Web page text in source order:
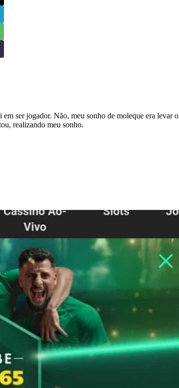
ser jogador. Não, meu sonho de moleque era levar o
realizando meu sonho.